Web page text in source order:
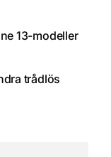
13-modeller
trådlös